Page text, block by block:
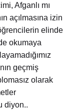
Afganlı mı
açılmasına izin
elinde
okumaya
geçmiş
olarak
diyon..